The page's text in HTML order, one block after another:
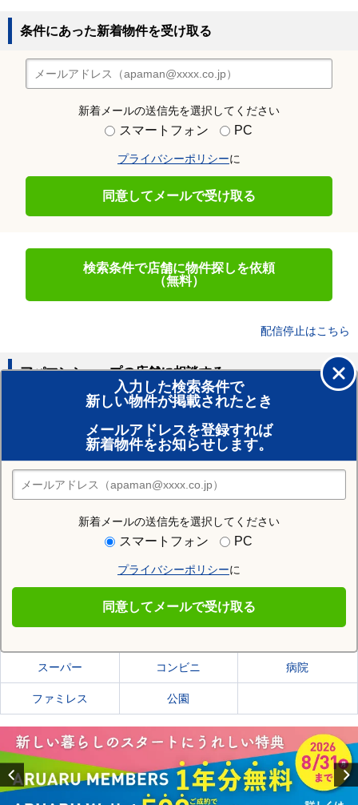
条件にあった新着物件を受け取る
新着メールの送信先を選択してください
スマートフォン PC
プライバシーポリシーに
同意してメールで受け取る
検索条件で店舗に物件探しを依頼
（無料）
配信停止はこちら
入力した検索条件で
新しい物件が掲載されたとき
メールアドレスを登録すれば
新着物件をお知らせします。
新着メールの送信先を選択してください
スマートフォン PC
プライバシーポリシーに
同意してメールで受け取る
アパマンショップの店舗に相談する
賃貸のプロがお部屋探し！
おまかせ物件リクエスト
住みたい街の店舗を探す
店舗検索
住む街研究所で足利市の情報を見る
足利市の施設一覧
スーパー コンビニ 病院
ファミレス 公園
Previous